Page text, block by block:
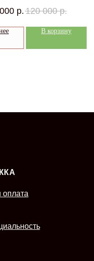
р.120 000 р.
В корзину
оплата